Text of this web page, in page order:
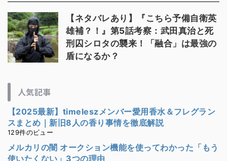
【ネタバレあり】『こちら予備自衛英
雄補？！』第5話考察：武田真治と死
刑囚シロタの襲来！「融合」は最強の
盾になるか？
人気記事
【2025最新】timeleszメンバー愛用香水＆フレグラン
スまとめ｜新旧8人の香り事情を徹底解説
129件のビュー
メルカリの闇 オークション機能を使ってわかった「もう
使いたくない」3つの理由